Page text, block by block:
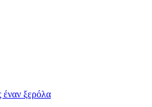
έναν ξερόλα